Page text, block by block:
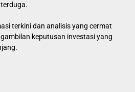
terkini dan analisis yang cermat
keputusan investasi yang